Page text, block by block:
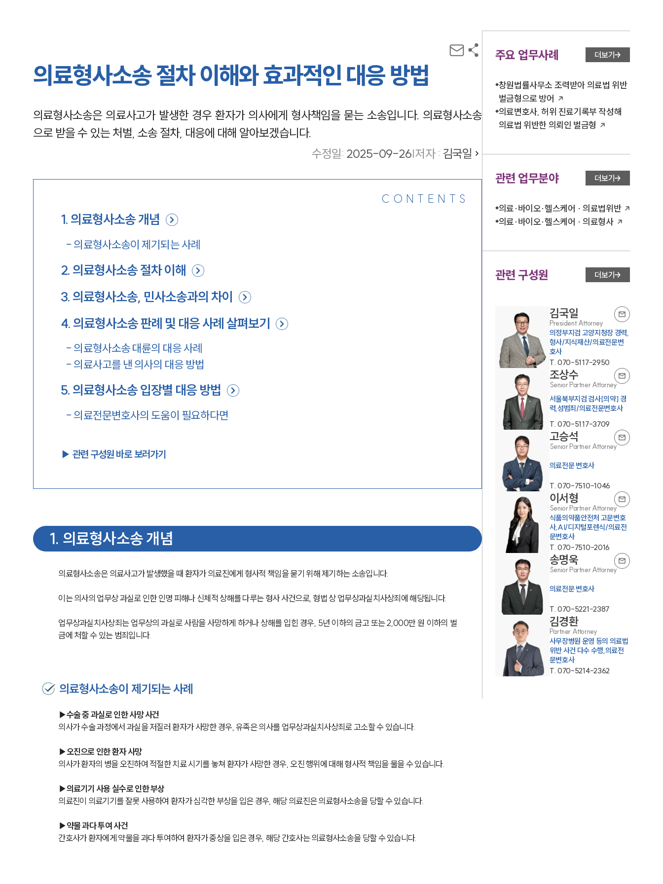
그룹소개
그룹소개
대륜의 강점
기업 의뢰인
오시는 길
글로벌 파트너 로펌
고객의 소리
통합검색
의료형사소송 절차 이해와 효과적인 대응 방법
의료형사소송은 의료사고가 발생한 경우 환자가 의사에게 형사책임을 묻는 소송입니다. 의료형사소송
으로 받을 수 있는 처벌, 소송 절차, 대응에 대해 알아보겠습니다.
수정일: 2025-09-26|저자 : 김국일
CONTENTS
1. 의료형사소송 개념
- 의료형사소송이 제기되는 사례
2. 의료형사소송 절차 이해
3. 의료형사소송, 민사소송과의 차이
4. 의료형사소송 판례 및 대응 사례 살펴보기
- 의료형사소송 대륜의 대응 사례
- 의료사고를 낸 의사의 대응 방법
5. 의료형사소송 입장별 대응 방법
- 의료전문변호사의 도움이 필요하다면
▶︎ 관련 구성원 바로 보러가기
1. 의료형사소송 개념
의료형사소송은 의료사고가 발생했을 때 환자가 의료진에게 형사적 책임을 묻기 위해 제기하는 소송입니다.
이는 의사의 업무상 과실로 인한 인명 피해나 신체적 상해를 다루는 형사 사건으로, 형법 상 업무상과실치사상죄에 해당됩니다.
업무상과실치사상죄는 업무상의 과실로 사람을 사망하게 하거나 상해를 입힌 경우, 5년 이하의 금고 또는 2,000만 원 이하의 벌
금에 처할 수 있는 범죄입니다.
의료형사소송이 제기되는 사례
▶수술 중 과실로 인한 사망 사건
의사가 수술 과정에서 과실을 저질러 환자가 사망한 경우, 유족은 의사를 업무상과실치사상죄로 고소할 수 있습니다.
▶오진으로 인한 환자 사망
의사가 환자의 병을 오진하여 적절한 치료 시기를 놓쳐 환자가 사망한 경우, 오진 행위에 대해 형사적 책임을 물을 수 있습니다.
▶의료기기 사용 실수로 인한 부상
의료진이 의료기기를 잘못 사용하여 환자가 심각한 부상을 입은 경우, 해당 의료진은 의료형사소송을 당할 수 있습니다.
▶약물 과다 투여 사건
간호사가 환자에게 약물을 과다 투여하여 환자가 중상을 입은 경우, 해당 간호사는 의료형사소송을 당할 수 있습니다.
주요 업무사례 더보기
창원법률사무소 조력받아 의료법 위반
벌금형으로 방어
의료변호사, 허위 진료기록부 작성해
의료법 위반한 의뢰인 벌금형
관련 업무분야 더보기
의료·바이오·헬스케어 · 의료법위반
의료·바이오·헬스케어 · 의료형사
관련 구성원 더보기
김국일
President Attorney
의정부지검 고양지청장 경력,
형사/지식재산/의료전문변
호사
T. 070-5117-2950
조상수
Senior Partner Attorney
서울북부지검 검사[의약] 경
력,성범죄/의료전문변호사
T. 070-5117-3709
고승석
Senior Partner Attorney
의료전문 변호사
T. 070-7510-1046
이서형
Senior Partner Attorney
식품의약품안전처 고문변호
사,AI/디지털포렌식/의료전
문변호사
T. 070-7510-2016
송명욱
Senior Partner Attorney
의료전문 변호사
T. 070-5221-2387
김경환
Partner Attorney
사무장병원 운영 등의 의료법
위반 사건 다수 수행,의료전
문변호사
T. 070-5214-2362